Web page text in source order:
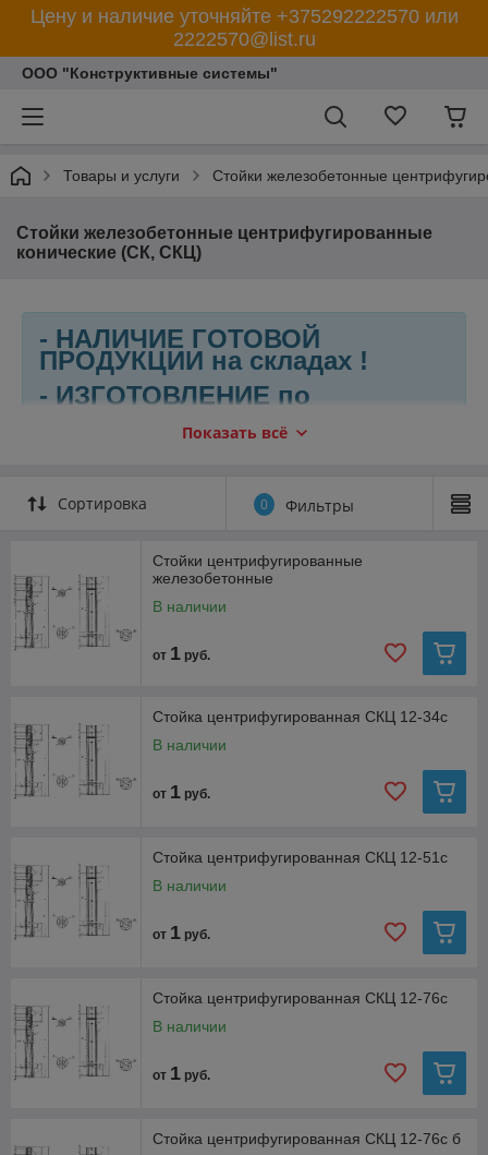
Цену и наличие уточняйте +375292222570 или
2222570@list.ru
ООО "Конструктивные системы"
Товары и услуги Стойки железобетонные
Стойки железобетонные центрифугированные
конические (СК, СКЦ)
- НАЛИЧИЕ ГОТОВОЙ
ПРОДУКЦИИ на складах !
- ИЗГОТОВЛЕНИЕ по
ИНДИВИДУАЛЬНЫМ
ЧЕРТЕЖАМ !
страны авто и Ж/Д
- ОТСРОЧКА платежа и гибкая
система СКИДОК постоянным
клиентам
Контакт: +375 29
2222570
Email:
2222570@list.ru
Показать всё
Сортировка 0 Фильтры
Стойки центрифугированные
железобетонные
В наличии
от 1 руб.
Стойка центрифугированная СКЦ 12-34с
В наличии
от 1 руб.
Стойка центрифугированная СКЦ 12-51с
В наличии
от 1 руб.
Стойка центрифугированная СКЦ 12-76с
В наличии
от 1 руб.
Стойка центрифугированная СКЦ 12-76с б